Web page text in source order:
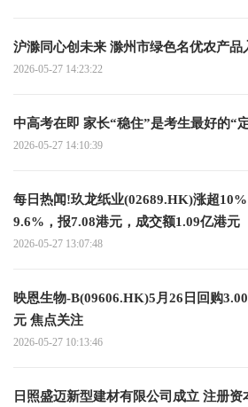
沪滁同心创未来 滁州市绿色名优农产品
2026-05-27 14:23:22
中高考在即 家长“稳住”是考生最好的“
2026-05-27 14:10:39
每日热闻!玖龙纸业(02689.HK)涨超
9.6%，报7.08港元，成交额1.09亿港元
2026-05-27 13:07:48
映恩生物-B(09606.HK)5月26日回购
元 焦点关注
2026-05-27 10:13:46
日照盛迈新型建材有限公司成立 注册